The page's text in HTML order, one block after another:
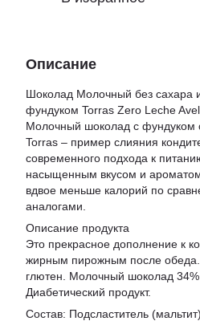
Описание
Шоколад Молочный без сахара
фундуком Torras Zero Leche
Молочный шоколад с фундуком
Torras – пример слияния
современного подхода к
насыщенным вкусом и
вдвое меньше калорий по
аналогами.
Описание продукта
Это прекрасное дополнение к
жирным пирожным после
глютен. Молочный шоколад 34%
Диабетический продукт.
Состав: Подсластитель